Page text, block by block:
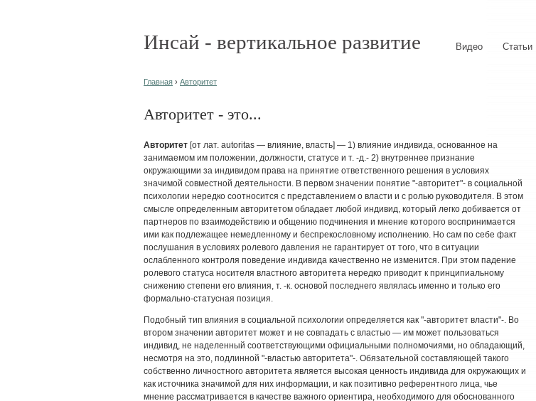
Инсай - вертикальное развитие Видео Статьи
Главная › Авторитет
Авторитет - это...
Авторитет [от лат. autoritas — влияние, власть] — 1) влияние индивида, основанное на
занимаемом им положении, должности, статусе и т. -д.- 2) внутреннее признание
окружающими за индивидом права на принятие ответственного решения в условиях
значимой совместной деятельности. В первом значении понятие "-авторитет"- в социальной
психологии нередко соотносится с представлением о власти и с ролью руководителя. В этом
смысле определенным авторитетом обладает любой индивид, который легко добивается от
партнеров по взаимодействию и общению подчинения и мнение которого воспринимается
ими как подлежащее немедленному и беспрекословному исполнению. Но сам по себе факт
послушания в условиях ролевого давления не гарантирует от того, что в ситуации
ослабленного контроля поведение индивида качественно не изменится. При этом падение
ролевого статуса носителя властного авторитета нередко приводит к принципиальному
снижению степени его влияния, т. -к. основой последнего являлась именно и только его
формально-статусная позиция.
Подобный тип влияния в социальной психологии определяется как "-авторитет власти"-. Во
втором значении авторитет может и не совпадать с властью — им может пользоваться
индивид, не наделенный соответствующими официальными полномочиями, но обладающий,
несмотря на это, подлинной "-властью авторитета"-. Обязательной составляющей такого
собственно личностного авторитета является высокая ценность индивида для окружающих и
как источника значимой для них информации, и как позитивно референтного лица, чье
мнение рассматривается в качестве важного ориентира, необходимого для обоснованного